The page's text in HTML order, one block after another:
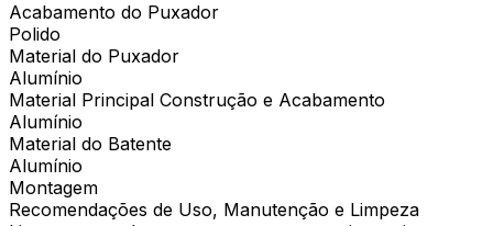
Acabamento do Puxador
Polido
Material do Puxador
Alumínio
Material Principal Construção e Acabamento
Alumínio
Material do Batente
Alumínio
Montagem
Recomendações de Uso, Manutenção e Limpeza